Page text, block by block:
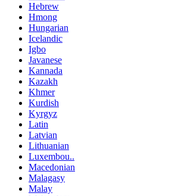
Hebrew
Hmong
Hungarian
Icelandic
Igbo
Javanese
Kannada
Kazakh
Khmer
Kurdish
Kyrgyz
Latin
Latvian
Lithuanian
Luxembou..
Macedonian
Malagasy
Malay